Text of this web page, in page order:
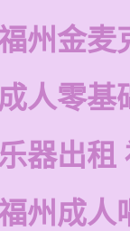
州金麦
成人零基
器出租
州成人